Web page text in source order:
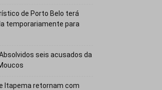
de Porto Belo terá
temporariamente para
seis acusados da
Itapema retornam com